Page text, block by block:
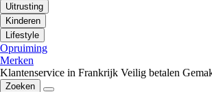
Uitrusting
Kinderen
Lifestyle
Opruiming
Merken
Klantenservice in Frankrijk Veilig betalen
Zoeken